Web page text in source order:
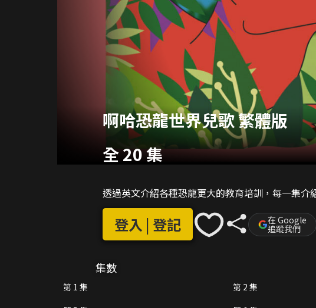
啊哈恐龍世界兒歌 繁體版
全 20 集
透過英文介紹各種恐龍更大的教育培訓，每一集介
登入 | 登記 在 Google
追蹤我們
集數
第 1 集 第 2 集